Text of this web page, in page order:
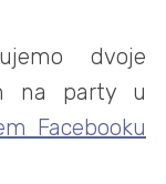
dvoje
na party u
Facebooku